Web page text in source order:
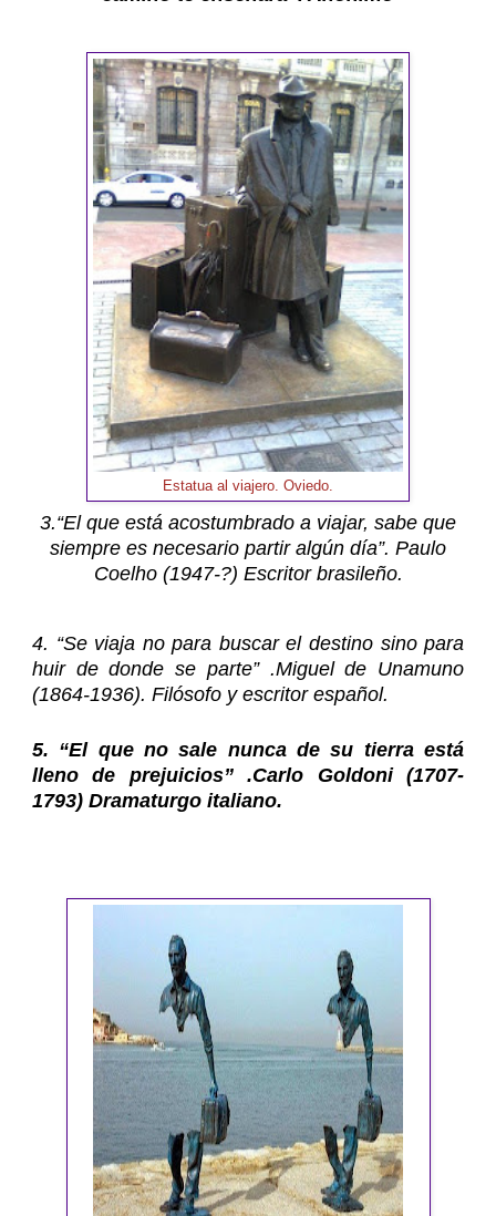
Estatua al viajero. Oviedo.
3.“El que está acostumbrado a viajar, sabe que
siempre es necesario partir algún día”. Paulo
Coelho (1947-?) Escritor brasileño.
4. “Se viaja no para buscar el destino sino para
huir de donde se parte” .Miguel de Unamuno
(1864-1936). Filósofo y escritor español.
5. “El que no sale nunca de su tierra está
lleno de prejuicios” .Carlo Goldoni(1707-
1793) Dramaturgo italiano.